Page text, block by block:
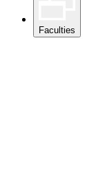
Faculties